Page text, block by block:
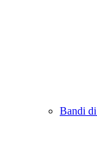
Bandi